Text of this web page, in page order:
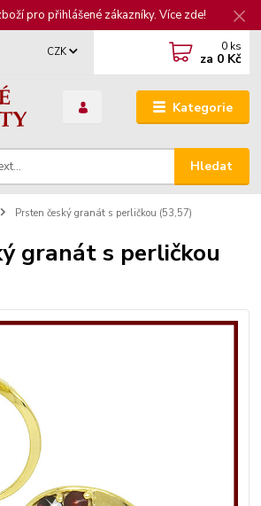
pro přihlášené zákazníky. Více zde!
Kategorie
CZK
Hledat
0 ks
za 0 Kč
Prsten český granát s perličkou (53,57)
granát s perličkou